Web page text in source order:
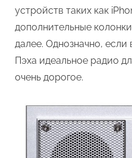
устройств таких как
дополнительные
далее. Однозначно,
Пэха идеальное радио
очень дорогое.